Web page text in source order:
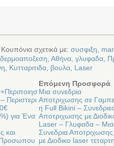
σχετικά με: συσφιξη
δερμοαποξεση Αθήνα, γλυφαδα,
Κυτταριτιδα, βουλα, Laser
για Ένα
και
Προσωπου
Επόμενη Προσφορά
Μια συνεδρια
Αποτριχωσης σε
η Full Bikini – Συνεδριες
Αποτριχωσης με
Laser – Γλυφαδα – Μια
Συνεδρια Αποτριχωσης
με Διοδικο laser